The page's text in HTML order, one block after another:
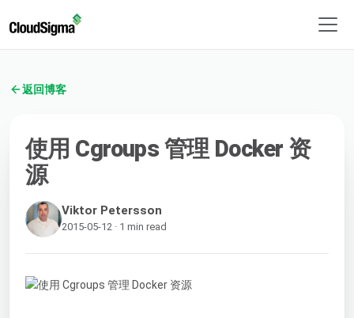
返回博客
使用 Cgroups 管理 Docker 资
源
Viktor Petersson
2015-05-12 · 1 min read